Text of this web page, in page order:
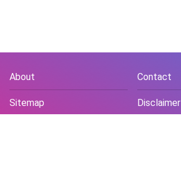
About Contact
Sitemap Disclaimer